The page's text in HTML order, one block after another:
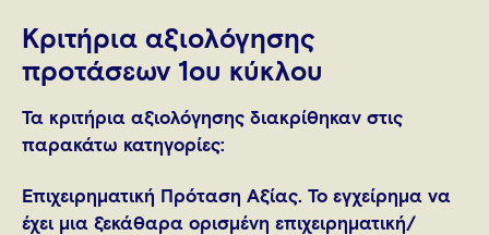
Κριτήρια αξιολόγησης
προτάσεων 1oυ κύκλου
Τα κριτήρια αξιολόγησης διακρίθηκαν στις
παρακάτω κατηγορίες:
Επιχειρηματική Πρόταση Αξίας. Το εγχείρημα να
έχει μια ξεκάθαρα ορισμένη επιχειρηματική/